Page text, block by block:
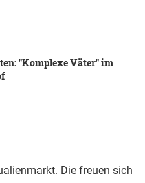
"Komplexe Väter" im
Die freuen sich